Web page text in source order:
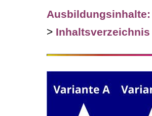
Ausbildungsinhalte:
>